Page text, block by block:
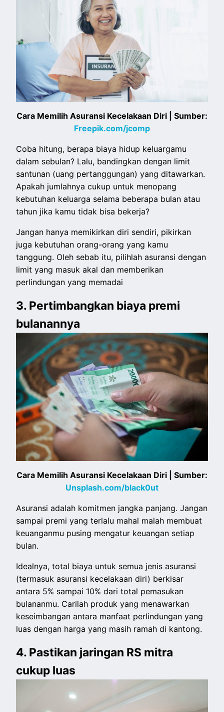
Cara Memilih Asuransi Kecelakaan Diri | Sumber:
Freepik.com/jcomp
Coba hitung, berapa biaya hidup keluargamu
dalam sebulan? Lalu, bandingkan dengan limit
santunan (uang pertanggungan) yang ditawarkan.
Apakah jumlahnya cukup untuk menopang
kebutuhan keluarga selama beberapa bulan atau
tahun jika kamu tidak bisa bekerja?
Jangan hanya memikirkan diri sendiri, pikirkan
juga kebutuhan orang-orang yang kamu
tanggung. Oleh sebab itu, pilihlah asuransi dengan
limit yang masuk akal dan memberikan
perlindungan yang memadai
3. Pertimbangkan biaya premi
bulanannya
Cara Memilih Asuransi Kecelakaan Diri | Sumber:
Unsplash.com/black0ut
Asuransi adalah komitmen jangka panjang. Jangan
sampai premi yang terlalu mahal malah membuat
keuanganmu pusing mengatur keuangan setiap
bulan.
Idealnya, total biaya untuk semua jenis asuransi
(termasuk asuransi kecelakaan diri) berkisar
antara 5% sampai 10% dari total pemasukan
bulananmu. Carilah produk yang menawarkan
keseimbangan antara manfaat perlindungan yang
luas dengan harga yang masih ramah di kantong.
4. Pastikan jaringan RS mitra
cukup luas